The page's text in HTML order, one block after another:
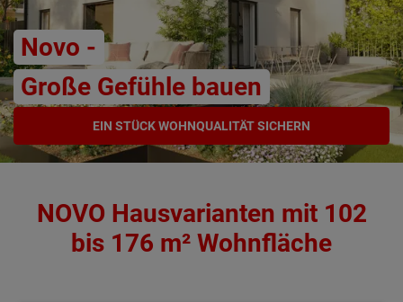
Novo -
Große Gefühle bauen
EIN STÜCK WOHNQUALITÄT SICHERN
NOVO Hausvarianten mit 102
bis 176 m² Wohnfläche